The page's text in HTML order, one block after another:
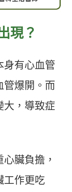
現？
身有心血管
管爆開。而
大，導致症
臟負擔，
工作更吃